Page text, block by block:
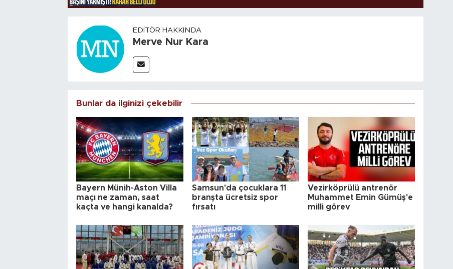
EDITÖR HAKKINDA
Merve Nur Kara
Bunlar da ilginizi çekebilir
Bayern Münih-Aston Villa
maçı ne zaman, saat
kaçta ve hangi kanalda?
Samsun'da çocuklara 11
branşta ücretsiz spor
fırsatı
Vezirköprülü antrenör
Muhammet Emin Gümüş'e
milli görev